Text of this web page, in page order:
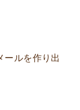
ールを作り出